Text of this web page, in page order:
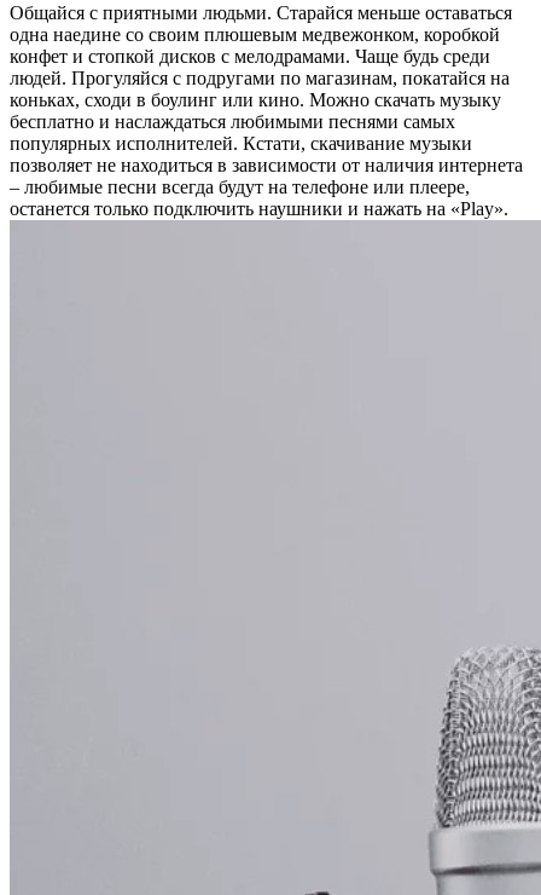
Общайся с приятными людьми. Старайся меньше оставаться
одна наедине со своим плюшевым медвежонком, коробкой
конфет и стопкой дисков с мелодрамами. Чаще будь среди
людей. Прогуляйся с подругами по магазинам, покатайся на
коньках, сходи в боулинг или кино. Можно скачать музыку
бесплатно и наслаждаться любимыми песнями самых
популярных исполнителей. Кстати, скачивание музыки
позволяет не находиться в зависимости от наличия интернета
– любимые песни всегда будут на телефоне или плеере,
останется только подключить наушники и нажать на «Play».